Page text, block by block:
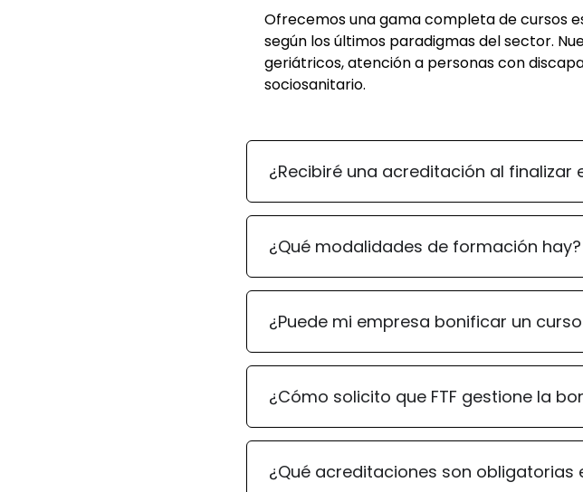
Ofrecemos una gama completa de cursos
según los últimos paradigmas del sector.
geriátricos, atención a personas con
sociosanitario.
¿Recibiré una acreditación al finalizar
¿Qué modalidades de formación hay?
¿Puede mi empresa bonificar un
¿Cómo solicito que FTF gestione la
¿Qué acreditaciones son obligatorias